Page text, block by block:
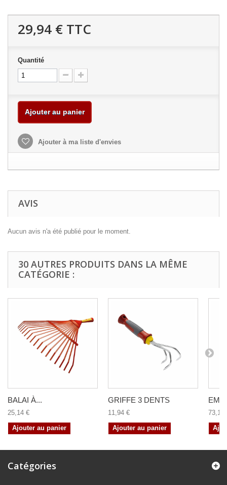
29,94 € TTC
Quantité
Ajouter au panier
Ajouter à ma liste d'envies
AVIS
Aucun avis n'a été publié pour le moment.
30 AUTRES PRODUITS DANS LA MÊME
CATÉGORIE :
BALAI À...
25,14 €
Ajouter au panier
GRIFFE 3 DENTS
11,94 €
Ajouter au panier
73,14
Catégories